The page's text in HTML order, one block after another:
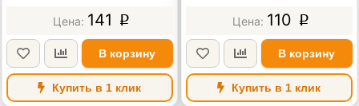
141 p
В корзину
Купить в 1 клик
110 p
В корзину
Купить в 1 клик